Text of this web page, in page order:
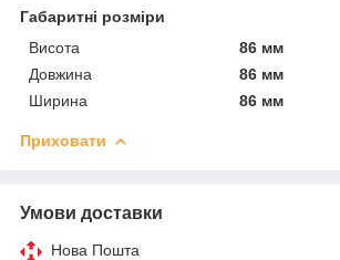
Габаритні розміри
Висота
86 мм
Довжина
86 мм
Ширина
86 мм
Приховати
Умови доставки
Нова Пошта